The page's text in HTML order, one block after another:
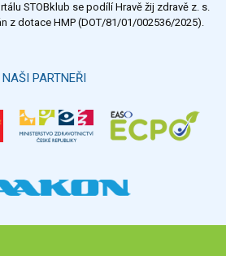
Všechny ankety
STOBklub se podílí Hravě žij zdravě z. s.
z dotace HMP (DOT/81/01/002536/2025).
NAŠI PARTNEŘI